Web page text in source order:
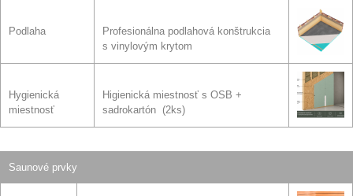
Podlaha
Profesionálna podlahová konštrukcia
s vinylovým krytom
Hygienická
miestnosť
Higienická miestnosť s OSB +
sadrokartón (2ks)
Saunové prvky